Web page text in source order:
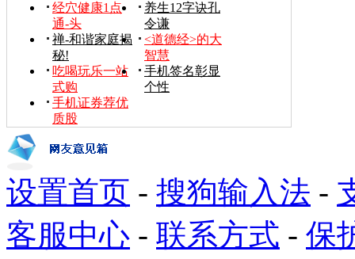
经穴健康1点
通-头
养生12字诀孔
令谦
禅-和谐家庭揭
秘!
<道德经>的大
智慧
吃喝玩乐一站
式购
手机签名彰显
个性
手机证券荐优
质股
设置首页 - 搜狗输入法 -
客服中心 - 联系方式 - 保